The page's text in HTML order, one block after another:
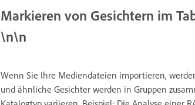
Markieren von Gesichtern im
\n\n
Wenn Sie Ihre Mediendateien importieren,
und ähnliche Gesichter werden in Gruppen